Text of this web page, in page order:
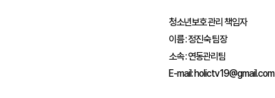
청소년보호 관리 책임자
이름 :정진숙 팀장
소속 :연동관리팀
E-mail: holictv19@gmail.com